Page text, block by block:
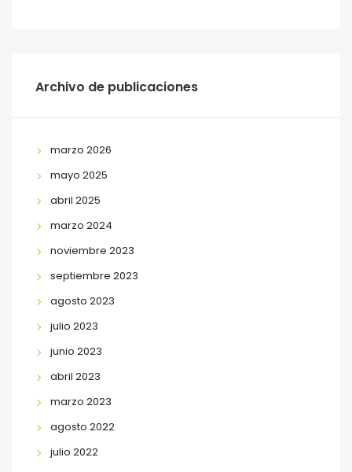
Archivo de publicaciones
marzo 2026
mayo 2025
abril 2025
marzo 2024
noviembre 2023
septiembre 2023
agosto 2023
julio 2023
junio 2023
abril 2023
marzo 2023
agosto 2022
julio 2022